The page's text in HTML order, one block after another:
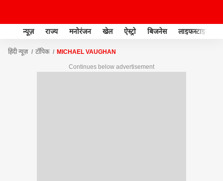
न्यूज़ राज्य मनोरंजन खेल ऐस्ट्रो बिजनेस लाइफस्टाइल
हिंदी न्यूज़ टॉपिक MICHAEL VAUGHAN
Continues below advertisement